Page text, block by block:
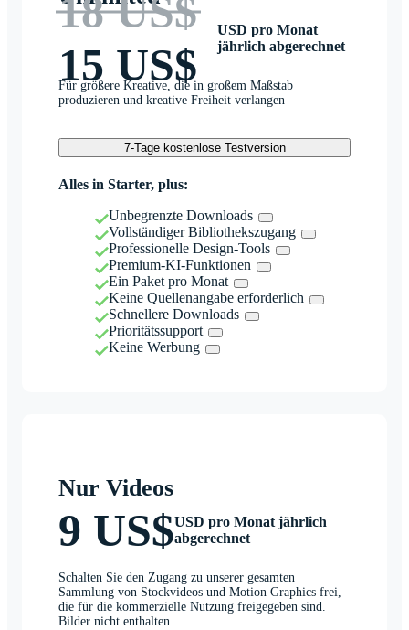
18 US$
15 US$
USD pro Monat
jährlich abgerechnet
Für größere Kreative, die in großem Maßstab
produzieren und kreative Freiheit verlangen
7-Tage kostenlose Testversion
Alles in Starter, plus:
Unbegrenzte Downloads
Vollständiger Bibliothekszugang
Professionelle Design-Tools
Premium-KI-Funktionen
Ein Paket pro Monat
Keine Quellenangabe erforderlich
Schnellere Downloads
Prioritätssupport
Keine Werbung
Nur Videos
9 US$USD pro Monat jährlich
abgerechnet
Schalten Sie den Zugang zu unserer gesamten
Sammlung von Stockvideos und Motion Graphics frei,
die für die kommerzielle Nutzung freigegeben sind.
Bilder nicht enthalten.